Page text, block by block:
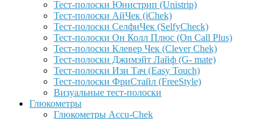
Тест-полоски Юнистрип (Unistrip)
Тест-полоски АйЧек (iChek)
Тест-полоски СелфиЧек (SelfyCheck)
Тест-полоски Он Колл Плюс (On Call Plus)
Тест-полоски Клевер Чек (Clever Chek)
Тест-полоски Джимэйт Лайф (G- mate)
Тест-полоски Изи Тач (Easy Touch)
Тест-полоски ФриCтайл (FreeStyle)
Визуальные тест-полоски
Глюкометры
Глюкометры Accu-Сhek